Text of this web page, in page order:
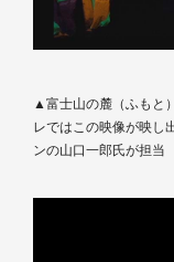
▲富士山の麓（ふもと
レではこの映像が映し
ンの山口一郎氏が担当